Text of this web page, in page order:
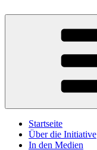
Startseite
Über die Initiative
In den Medien